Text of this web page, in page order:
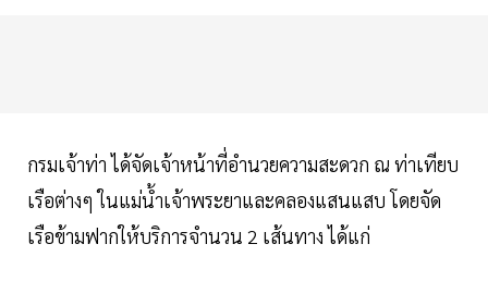
กรมเจ้าท่า ได้จัดเจ้าหน้าที่อำนวยความสะดวก ณ ท่าเทียบ
เรือต่างๆ ในแม่น้ำเจ้าพระยาและคลองแสนแสบ โดยจัด
เรือข้ามฟากให้บริการจำนวน 2 เส้นทาง ได้แก่